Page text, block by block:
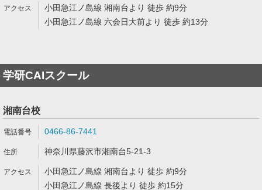
小田急江ノ島線 湘南台より 徒歩 約9分
小田急江ノ島線 六会日大前より 徒歩 約13分
学研CAIスクール
湘南台校
0466-86-7441
神奈川県藤沢市湘南台5-21-3
小田急江ノ島線 湘南台より 徒歩 約9分
小田急江ノ島線 長後より 徒歩 約15分